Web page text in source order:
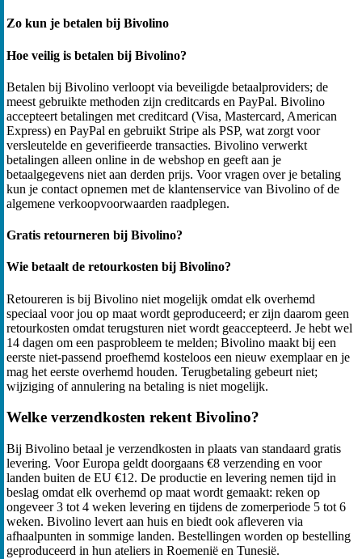
Zo kun je betalen bij Bivolino
Hoe veilig is betalen bij Bivolino?
Betalen bij Bivolino verloopt via beveiligde betaalproviders; de
meest gebruikte methoden zijn creditcards en PayPal. Bivolino
accepteert betalingen met creditcard (Visa, Mastercard, American
Express) en PayPal en gebruikt Stripe als PSP, wat zorgt voor
versleutelde en geverifieerde transacties. Bivolino verwerkt
betalingen alleen online in de webshop en geeft aan je
betaalgegevens niet aan derden prijs. Voor vragen over je betaling
kun je contact opnemen met de klantenservice van Bivolino of de
algemene verkoopvoorwaarden raadplegen.
Gratis retourneren bij Bivolino?
Wie betaalt de retourkosten bij Bivolino?
Retoureren is bij Bivolino niet mogelijk omdat elk overhemd
speciaal voor jou op maat wordt geproduceerd; er zijn daarom geen
retourkosten omdat terugsturen niet wordt geaccepteerd. Je hebt wel
14 dagen om een pasprobleem te melden; Bivolino maakt bij een
eerste niet-passend proefhemd kosteloos een nieuw exemplaar en je
mag het eerste overhemd houden. Terugbetaling gebeurt niet;
wijziging of annulering na betaling is niet mogelijk.
Welke verzendkosten rekent Bivolino?
Bij Bivolino betaal je verzendkosten in plaats van standaard gratis
levering. Voor Europa geldt doorgaans €8 verzending en voor
landen buiten de EU €12. De productie en levering nemen tijd in
beslag omdat elk overhemd op maat wordt gemaakt: reken op
ongeveer 3 tot 4 weken levering en tijdens de zomerperiode 5 tot 6
weken. Bivolino levert aan huis en biedt ook afleveren via
afhaalpunten in sommige landen. Bestellingen worden op bestelling
geproduceerd in hun ateliers in Roemenië en Tunesië.